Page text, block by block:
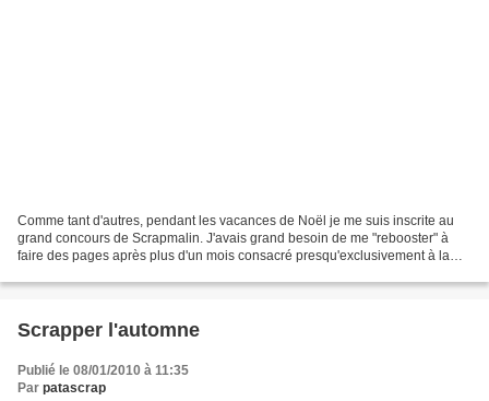
Comme tant d'autres, pendant les vacances de Noël je me suis inscrite au
grand concours de Scrapmalin. J'avais grand besoin de me "rebooster" à
faire des pages après plus d'un mois consacré presqu'exclusivement à la
Scrapper l'automne
Publié le 08/01/2010 à 11:35
Par patascrap